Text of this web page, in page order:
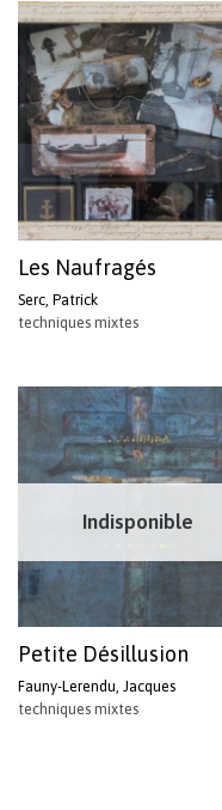
Les Naufragés
Serc, Patrick
techniques mixtes
Indisponible
Petite Désillusion
Fauny-Lerendu, Jacques
techniques mixtes